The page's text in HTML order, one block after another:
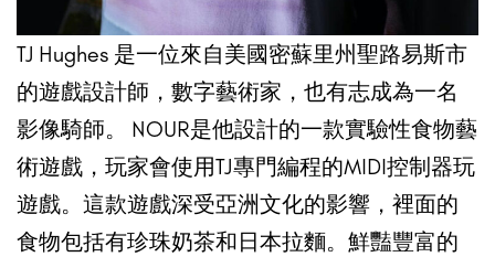
TJ Hughes 是一位來自美國密蘇里州聖路易斯市
的遊戲設計師，數字藝術家，也有志成為一名
影像騎師。 NOUR是他設計的一款實驗性食物藝
術遊戲，玩家會使用TJ專門編程的MIDI控制器玩
遊戲。這款遊戲深受亞洲文化的影響，裡面的
食物包括有珍珠奶茶和日本拉麵。鮮豔豐富的